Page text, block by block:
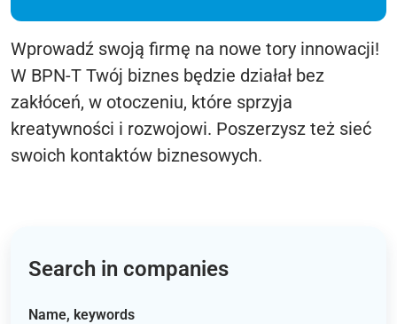
Wprowadź swoją firmę na nowe tory innowacji!
W BPN-T Twój biznes będzie działał bez
zakłóceń, w otoczeniu, które sprzyja
kreatywności i rozwojowi. Poszerzysz też sieć
swoich kontaktów biznesowych.
Search in companies
Name, keywords